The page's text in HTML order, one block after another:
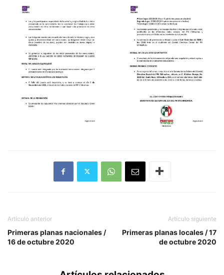
Artículo anterior
Primeras planas nacionales /
16 de octubre 2020
Artículo siguiente
Primeras planas locales / 17
de octubre 2020